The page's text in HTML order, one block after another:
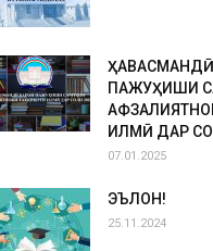
ПАЖУҲИШИ
ИЛМӢ ДАР
07.01.2025
ЭЪЛОН!
25.11.2024